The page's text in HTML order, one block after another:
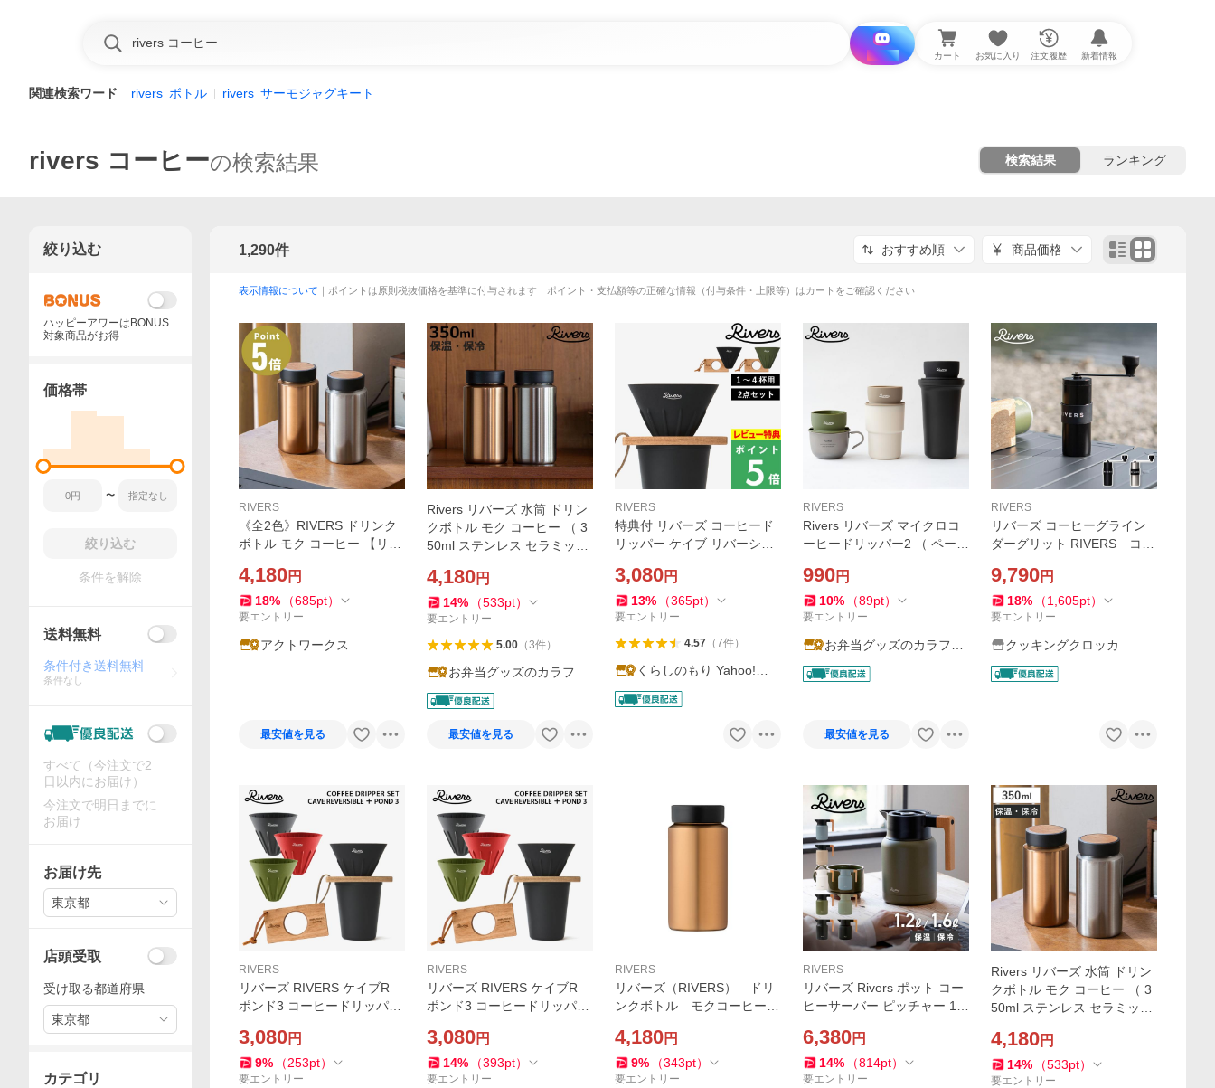
i と探す カート お気に入り 注文履歴 新着情報
関連検索ワード rivers ボトル rivers サーモジャグキート
rivers コーヒーの検索結果 検索結果 ランキング
1,290件 おすすめ順 商品価格
表示情報について ｜ポイントは原則税抜価格を基準に付与されます｜ポイント・支払額等の正確な情報（付与条件・上限等）はカートをご確認ください
RIVERS
《全2色》RIVERS ドリンク
ボトル モク コーヒー 【リバ
ヒー コーヒー専用 セラミッ
クコーティング 真空二重構
造】
4,180円
18% （685pt）
要エントリー
アクトワークス
最安値を見る
Rivers リバーズ 水筒 ドリン
クボトル モク コーヒー （ 3
50ml ステンレス セラミック
トル ）
4,180円
14% （533pt）
要エントリー
5.00（3件）
お弁当グッズのカラフル
ボックス
最安値を見る
RIVERS
特典付 リバーズ コーヒード
リッパー ケイブ リバーシブ
ンド3 円錐型 シリコーン 天
然木 1〜4杯 2点セット RIVE
RS
3,080円
13% （365pt）
要エントリー
4.57（7件）
くらしのもり Yahoo!シ
ョッピング店
RIVERS
Rivers リバーズ マイクロコ
ーヒードリッパー2 （ ペーパ
ッパー ハンドドリップ ドリ
ップコーヒー ドリップ シリ
コーン ）
990円
10% （89pt）
要エントリー
お弁当グッズのカラフル
ボックス
最安値を見る
RIVERS
リバーズ コーヒーグライン
ダーグリット RIVERS コー
トドア キャンプ
9,790円
18% （1,605pt）
要エントリー
クッキングクロッカ
RIVERS
リバーズ RIVERS ケイブR
ポンド3 コーヒードリッパー
ダー SET キャンプ アウトド
ア リバーシブル シリコン 折
りたたみ 珈琲 器具
3,080円
9% （253pt）
要エントリー
RIVERS
リバーズ RIVERS ケイブR
ポンド3 コーヒードリッパー
ダー SET キャンプ アウトド
ア リバーシブル シリコン 折
りたたみ 珈琲 器具
3,080円
14% （393pt）
要エントリー
RIVERS
リバーズ（RIVERS） ドリ
ンクボトル モクコーヒー
ｍL カッパー ハンズ
4,180円
9% （343pt）
要エントリー
RIVERS
リバーズ Rivers ポット コー
ヒーサーバー ピッチャー 1.2
洗いやすい 注ぎやすい サー
モジャグキート1200 1600 J
G001 JG002
6,380円
14% （814pt）
要エントリー
Rivers リバーズ 水筒 ドリン
クボトル モク コーヒー （ 3
50ml ステンレス セラミック
トル ）
4,180円
14% （533pt）
要エントリー
絞り込む
ハッピーアワーはBONUS
対象商品がお得
価格帯
〜
絞り込む
条件を解除
送料無料
条件付き送料無料
条件なし
すべて（今注文で2
日以内にお届け）
今注文で明日までに
お届け
お届け先
東京都
店頭受取
受け取る都道府県
東京都
カテゴリ